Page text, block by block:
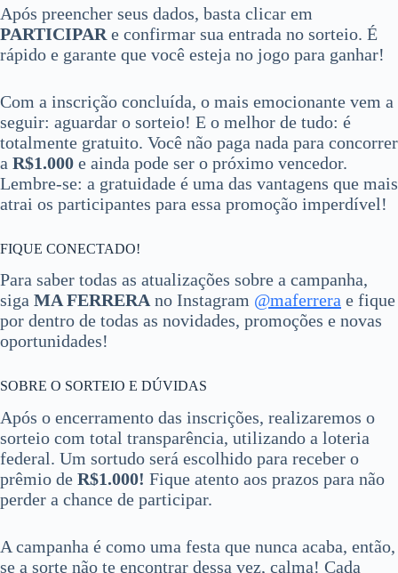
Após preencher seus dados, basta clicar em
PARTICIPAR e confirmar sua entrada no sorteio. É
rápido e garante que você esteja no jogo para ganhar!
Com a inscrição concluída, o mais emocionante vem a
seguir: aguardar o sorteio! E o melhor de tudo: é
totalmente gratuito. Você não paga nada para concorrer
a R$1.000 e ainda pode ser o próximo vencedor.
Lembre-se: a gratuidade é uma das vantagens que mais
atrai os participantes para essa promoção imperdível!
FIQUE CONECTADO!
Para saber todas as atualizações sobre a campanha,
siga MA FERRERA no Instagram @maferrera e fique
por dentro de todas as novidades, promoções e novas
oportunidades!
SOBRE O SORTEIO E DÚVIDAS
Após o encerramento das inscrições, realizaremos o
sorteio com total transparência, utilizando a loteria
federal. Um sortudo será escolhido para receber o
prêmio de R$1.000! Fique atento aos prazos para não
perder a chance de participar.
A campanha é como uma festa que nunca acaba, então,
se a sorte não te encontrar dessa vez, calma! Cada